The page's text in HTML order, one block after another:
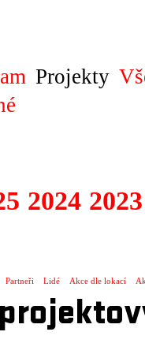
Projekty
2024 2023
Partneři Lidé Akce dle lokací